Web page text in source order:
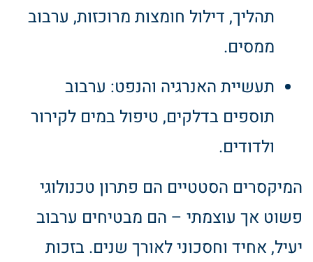
תהליך, דילול חומצות מרוכזות, ערבוב
ממסים.
תעשיית האנרגיה והנפט: ערבוב
תוספים בדלקים, טיפול במים לקירור
ולדודים.
המיקסרים הסטטיים הם פתרון טכנולוגי
פשוט אך עוצמתי – הם מבטיחים ערבוב
יעיל, אחיד וחסכוני לאורך שנים. בזכות